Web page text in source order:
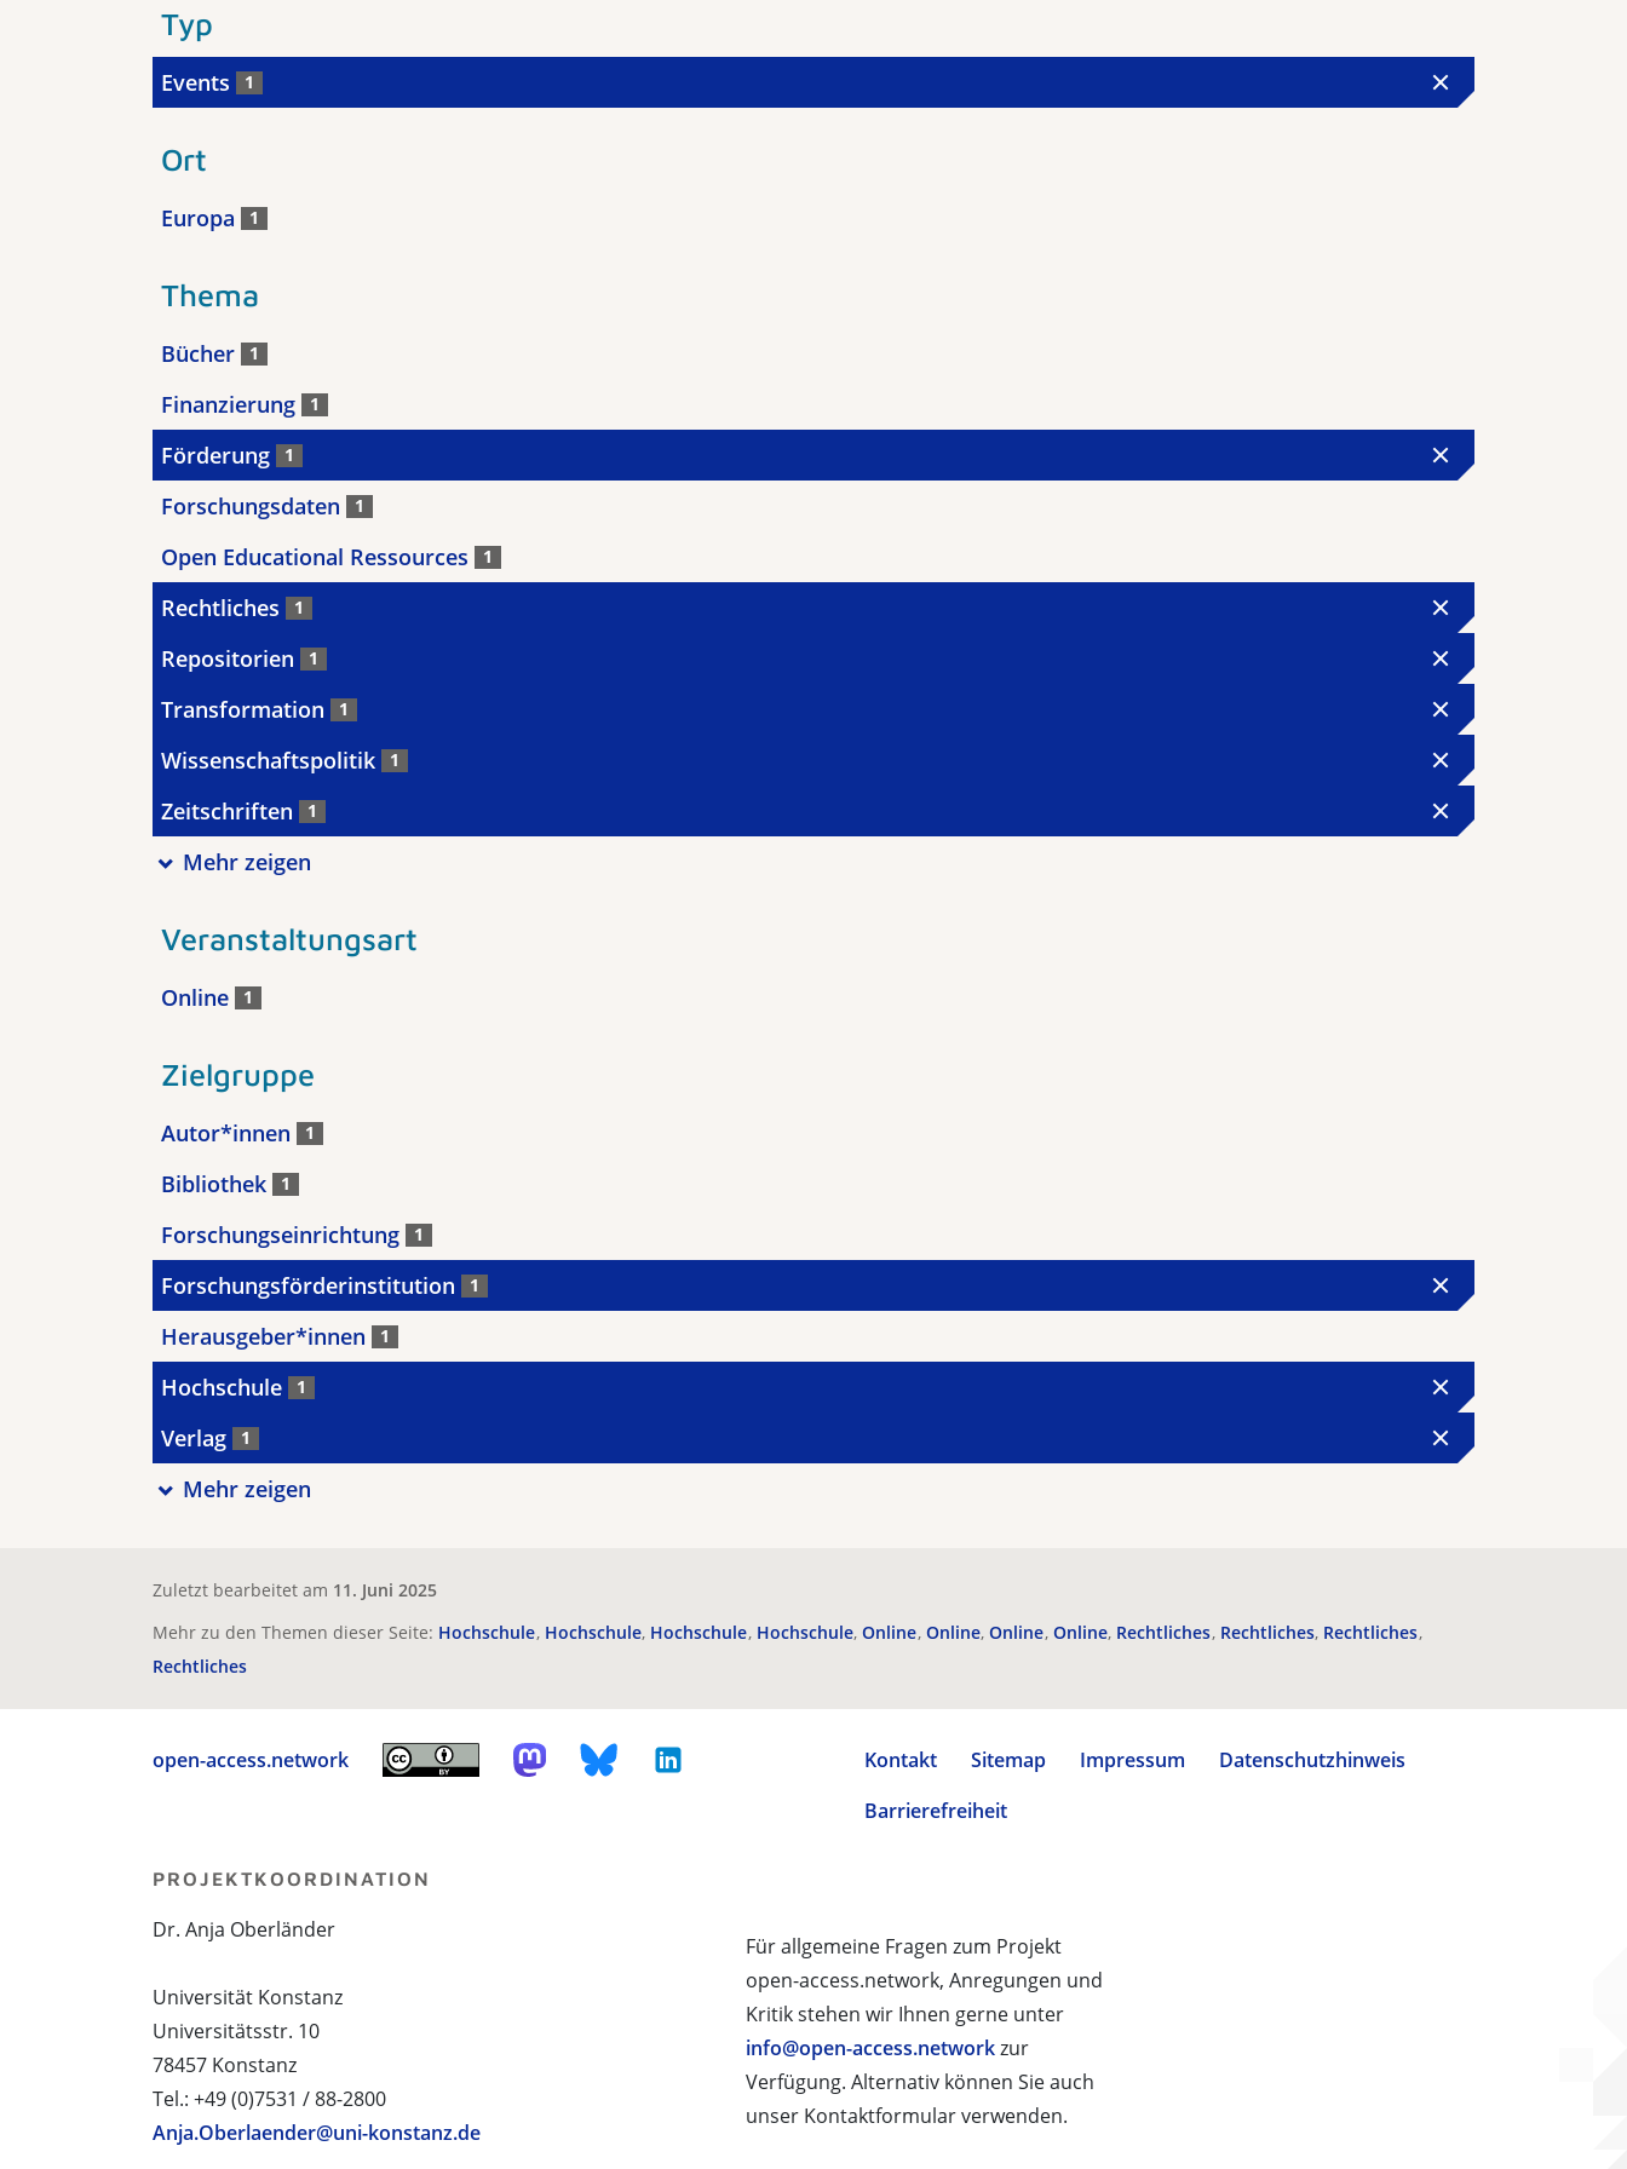
Typ
Events 1
Ort
Europa 1
Thema
Bücher 1
Finanzierung 1
Förderung 1
Forschungsdaten 1
Open Educational Ressources 1
Rechtliches 1
Repositorien 1
Transformation 1
Wissenschaftspolitik 1
Zeitschriften 1
Mehr zeigen
Veranstaltungsart
Online 1
Zielgruppe
Autor*innen 1
Bibliothek 1
Forschungseinrichtung 1
Forschungsförderinstitution 1
Herausgeber*innen 1
Hochschule 1
Verlag 1
Mehr zeigen
Zuletzt bearbeitet am 11. Juni 2025
Mehr zu den Themen dieser Seite: Hochschule Hochschule Hochschule Hochschule Online Online Online Online Rechtliches Rechtliches Rechtliches
Rechtliches
open-access.network Kontakt Sitemap Impressum
Datenschutzhinweis
Barrierefreiheit
Für allgemeine Fragen zum Projekt
open-access.network, Anregungen und
Kritik stehen wir Ihnen gerne unter
info@open-access.networkzur
Verfügung. Alternativ können Sie auch
unser Kontaktformular verwenden.
PROJEKTKOORDINATION
Dr. Anja Oberländer
Universität Konstanz
Universitätsstr. 10
78457 Konstanz
Tel.: +49 (0)7531 / 88-2800
Anja.Oberlaender@uni-konstanz.de